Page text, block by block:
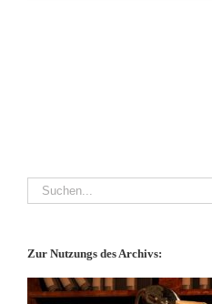
Suche
nach:
Zur Nutzungs des Archivs: